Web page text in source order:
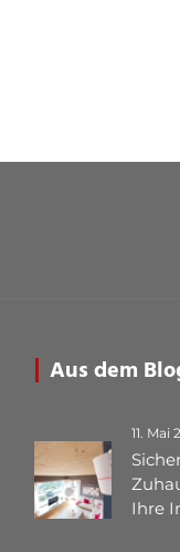
Aus dem
11. Mai
Ihre